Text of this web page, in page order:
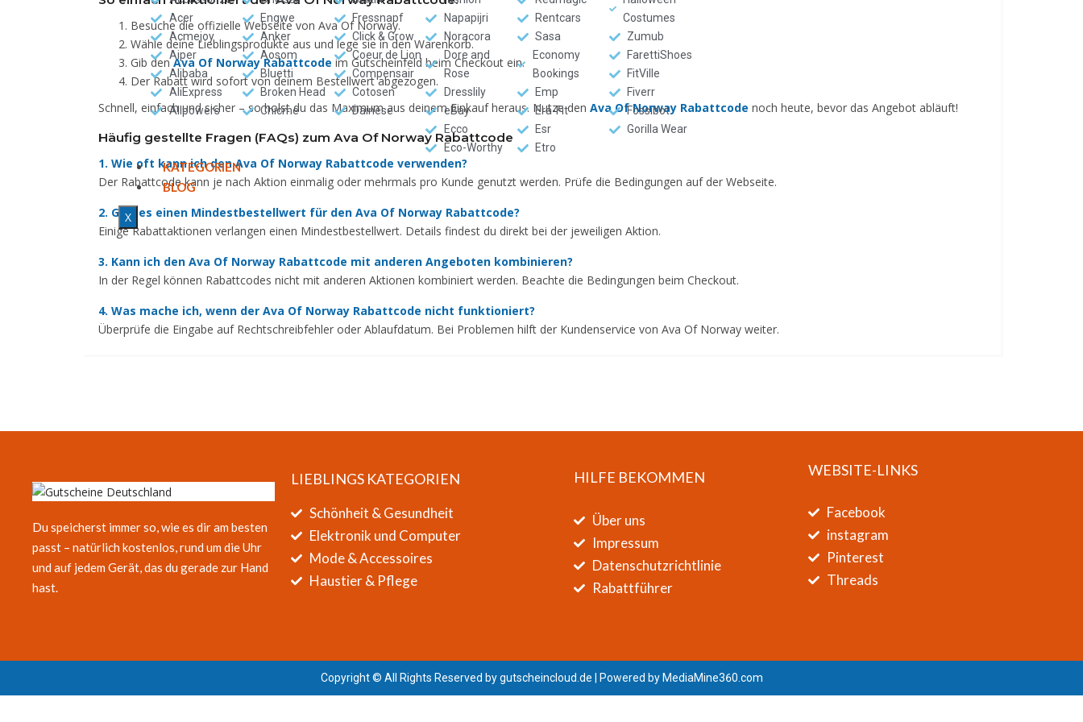
Acer
Acmejoy
Aiper
Alibaba
AliExpress
Allpowers
Engwe
Anker
Aosom
Bluetti
Broken Head
Chicme
Fressnapf
Click & Grow
Coeur de Lion
Compensair
Cotosen
Dainese
Napapijri
Noracora
Dore and
Rose
Dresslily
eBay
Ecco
Eco-Worthy
Rentcars
Sasa
Economy
Bookings
Emp
Era-Fit
Esr
Etro
Costumes
Zumub
FarettiShoes
FitVille
Fiverr
Fossibot
Gorilla Wear
KATEGORIEN
BLOG
X
Besuche die offizielle Webseite von Ava Of Norway.
Wähle deine Lieblingsprodukte aus und lege sie in den Warenkorb.
Gib denAva Of Norway Rabattcode im Gutscheinfeld beim Checkout ein.
Der Rabatt wird sofort von deinem Bestellwert abgezogen.
Schnell, einfach und sicher – so holst du das Maximum aus deinem Einkauf heraus. Nutze den Ava Of Norway Rabattcode noch heute, bevor das Angebot abläuft!
Häufig gestellte Fragen (FAQs) zum Ava Of Norway Rabattcode
1. Wie oft kann ich den Ava Of Norway Rabattcode verwenden?
Der Rabattcode kann je nach Aktion einmalig oder mehrmals pro Kunde genutzt werden. Prüfe die Bedingungen auf der Webseite.
2. Gibt es einen Mindestbestellwert für den Ava Of Norway Rabattcode?
Einige Rabattaktionen verlangen einen Mindestbestellwert. Details findest du direkt bei der jeweiligen Aktion.
3. Kann ich den Ava Of Norway Rabattcode mit anderen Angeboten kombinieren?
In der Regel können Rabattcodes nicht mit anderen Aktionen kombiniert werden. Beachte die Bedingungen beim Checkout.
4. Was mache ich, wenn der Ava Of Norway Rabattcode nicht funktioniert?
Überprüfe die Eingabe auf Rechtschreibfehler oder Ablaufdatum. Bei Problemen hilft der Kundenservice von Ava Of Norway weiter.
Du speicherst immer so, wie es dir am besten
passt – natürlich kostenlos, rund um die Uhr
und auf jedem Gerät, das du gerade zur Hand
hast.
LIEBLINGS KATEGORIEN
Schönheit & Gesundheit
Elektronik und Computer
Mode & Accessoires
Haustier & Pflege
HILFE BEKOMMEN
Über uns
Impressum
Datenschutzrichtlinie
Rabattführer
WEBSITE-LINKS
Facebook
instagram
Pinterest
Threads
Copyright © All Rights Reserved bygutscheincloud.de | Powered by MediaMine360.com